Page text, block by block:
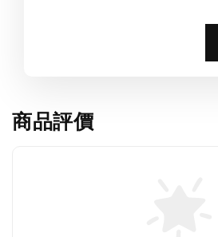
商品評價